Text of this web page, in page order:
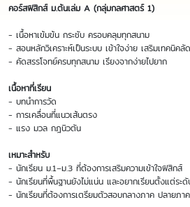
คอร์สฟิสิกส์ ม.ต้นเล่ม A (กลุ่มกลศาสตร์ 1)
- เนื้อหาเข้มข้น กระชับ ครอบคลุมทุกสนาม
- สอนหลักวิเคราะห์เป็นระบบ เข้าใจง่าย เสริมเทคนิคลั
- คัดสรรโจทย์ครบทุกสนาม เรียงจากง่ายไปยาก
เนื้อหาที่เรียน
- บทนำการวัด
- การเคลื่อนที่แนวเส้นตรง
- แรง มวล กฎนิวตัน
เหมาะสำหรับ
- นักเรียน ม.1–ม.3 ที่ต้องการเสริมความเข้าใจฟิสิกส์
- นักเรียนที่พื้นฐานยังไม่แน่น และอยากเรียนตั้งแต่ระดั
- นักเรียนที่ต้องการเตรียมตัวสอบกลางภาค ปลายภา